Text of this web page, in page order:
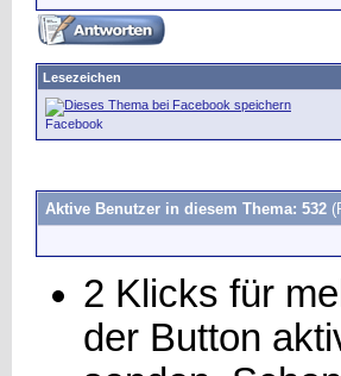
Lesezeichen
Facebook
Aktive Benutzer in diesem Thema: 532
2 Klicks für
der Button